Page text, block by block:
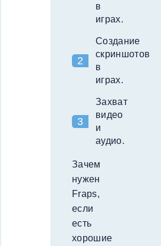
в
играх.
Создание
скриншотов
в
играх.
Захват
видео
и
аудио.
Зачем
нужен
Fraps,
если
есть
хорошие